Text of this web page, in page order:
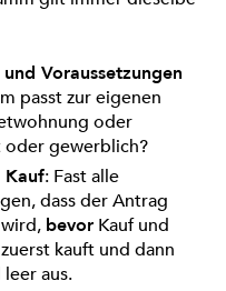
Voraussetzungen
passt zur eigenen
oder
oder gewerblich?
Kauf: Fast alle
dass der Antrag
bevor Kauf und
kauft und dann
aus.